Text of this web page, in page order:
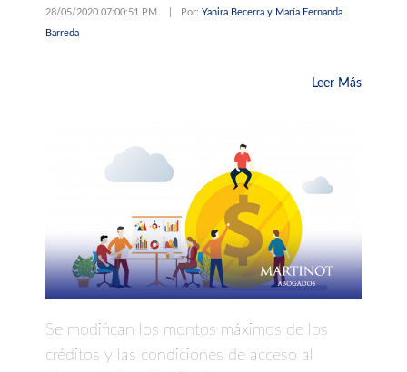
28/05/2020 07:00:51 PM Por: Yanira Becerra y María Fernanda
Barreda
Leer Más
Se modifican los montos máximos de los
créditos y las condiciones de acceso al